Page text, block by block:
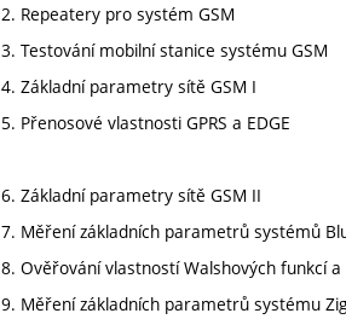
2. Repeatery pro systém GSM
3. Testování mobilní stanice systému GSM
4. Základní parametry sítě GSM I
5. Přenosové vlastnosti GPRS a EDGE
6. Základní parametry sítě GSM II
7. Měření základních parametrů systémů
8. Ověřování vlastností Walshových funkcí a
9. Měření základních parametrů systému